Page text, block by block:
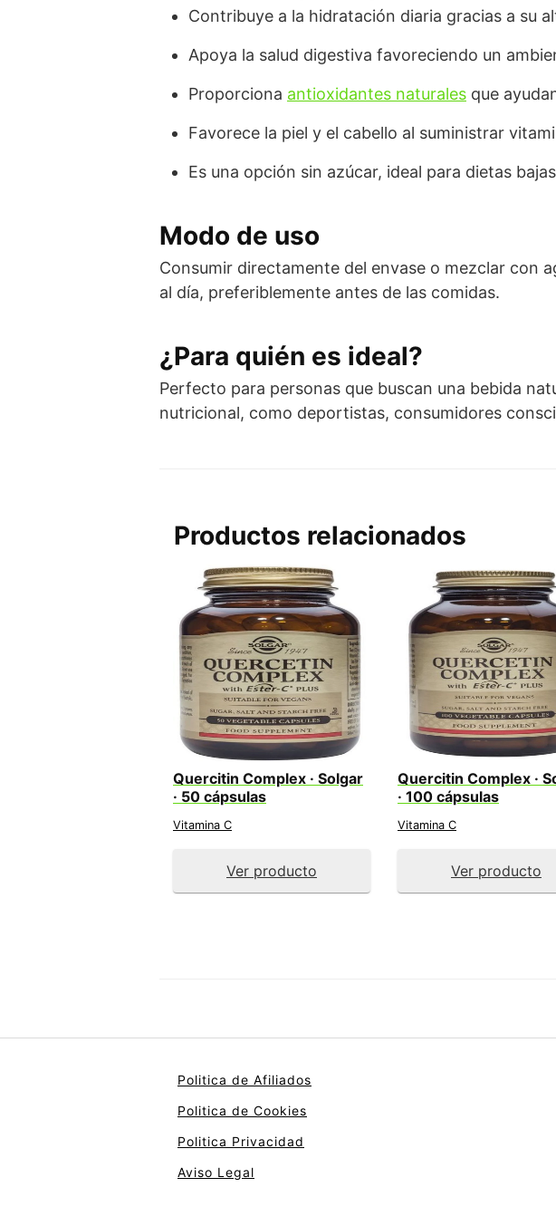
Contribuye a la hidratación diaria gracias a su
Apoya la salud digestiva favoreciendo un
Proporciona antioxidantes naturales que
Favorece la piel y el cabello al suministrar
Es una opción sin azúcar, ideal para dietas
Modo de uso
Consumir directamente del envase o mezclar con
al día, preferiblemente antes de las comidas.
¿Para quién es ideal?
Perfecto para personas que buscan una bebida
nutricional, como deportistas, consumidores
Productos relacionados
Quercitin Complex · Solgar
· 50 cápsulas
Vitamina C
Ver producto
Quercitin Complex ·
· 100 cápsulas
Vitamina C
Ver producto
Politica de Afiliados
Politica de Cookies
Politica Privacidad
Aviso Legal